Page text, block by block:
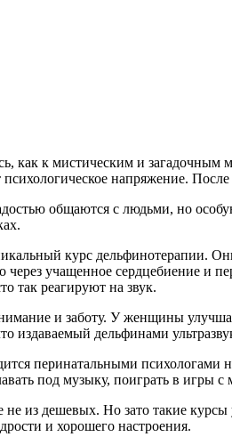
как к мистическим и
напряжение.
общаются с людьми, но
курс дельфинотерапии.
через учащенное сердцебиение и
так реагируют на звук.
и заботу. У женщины
издаваемый дельфинами
перинатальными психологами
под музыку, поиграть в игры с
не из дешевых. Но зато такие
и хорошего настроения.